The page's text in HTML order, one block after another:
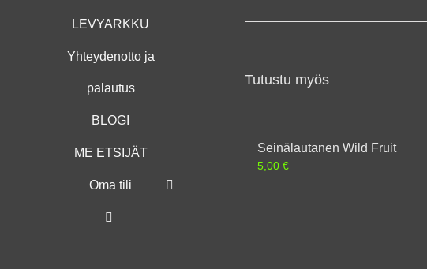
LEVYARKKU
Yhteydenotto ja
palautus
BLOGI
ME ETSIJÄT
Oma tili
Tutustu myös
Seinälautanen Wild Fruit
5,00 €